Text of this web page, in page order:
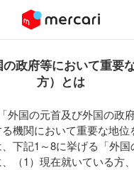
政府等において重要
方）とは
外国の元首及び外国の政
機関において重要な地位
下記1～8に挙げる「外
（1）現在就いている方